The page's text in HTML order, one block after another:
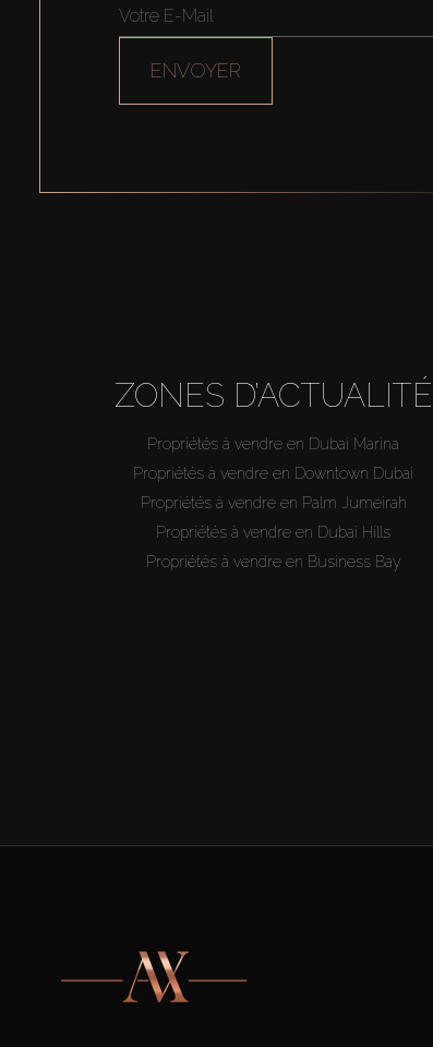
ENVOYER
ZONES D’ACTUALITÉ
Propriétés à vendre en Dubai Marina
Propriétés à vendre en Downtown Dubai
Propriétés à vendre en Palm Jumeirah
Propriétés à vendre en Dubai Hills
Propriétés à vendre en Business Bay